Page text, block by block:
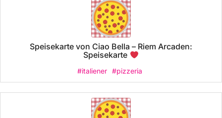
Speisekarte von Ciao Bella – Riem Arcaden:
Speisekarte
#italiener #pizzeria